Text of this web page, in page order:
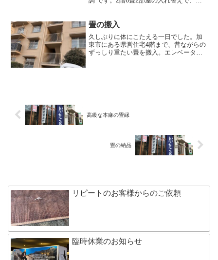
ましたので、少々お時間をちょうだいし
ましたが、無事に収...
畳の搬入
久しぶりに体にこたえる一日でした。加
東市にある県営住宅4階まで、昔ながらの
ずっしり重たい畳を搬入。エレベーター
高級な本麻の畳縁
畳の納品
リピートのお客様からのご依頼
臨時休業のお知らせ